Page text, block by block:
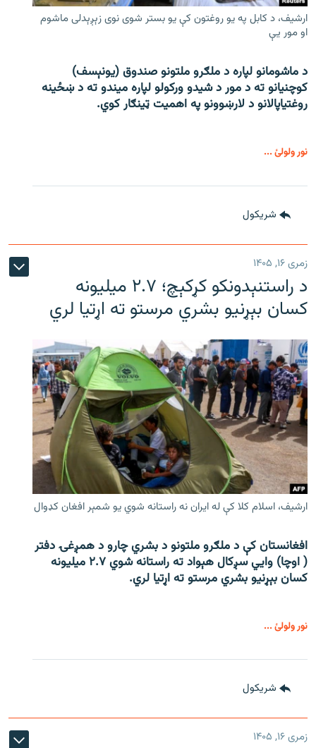
ارشیف، د کابل په یو روغتون کې یو بستر شوی نوی زېږېدلی ماشوم
او مور یې
د ماشومانو لپاره د ملګرو ملتونو صندوق (یونېسف)
کوچنیانو ته د مور د شیدو ورکولو لپاره میندو ته د ښځینه
روغتیاپالانو د لارښوونو په اهمیت ټینګار کوي.
نور ولولئ ...
شريکول
زمری ۱۶, ۱۴۰۵
د راستنېدونکو کړکېچ؛ ۲.۷ میلیونه
کسان بېړنیو بشري مرستو ته اړتیا لري
ارشیف، اسلام کلا کې له ایران نه راستانه شوي یو شمېر افغان کډوال
افغانستان کې د ملګرو ملتونو د بشري چارو د همږغۍ دفتر
( اوچا) وايي سږکال هېواد ته راستانه شوي ۲.۷ میلیونه
کسان بېړنیو بشري مرستو ته اړتیا لري.
نور ولولئ ...
شريکول
زمری ۱۶, ۱۴۰۵